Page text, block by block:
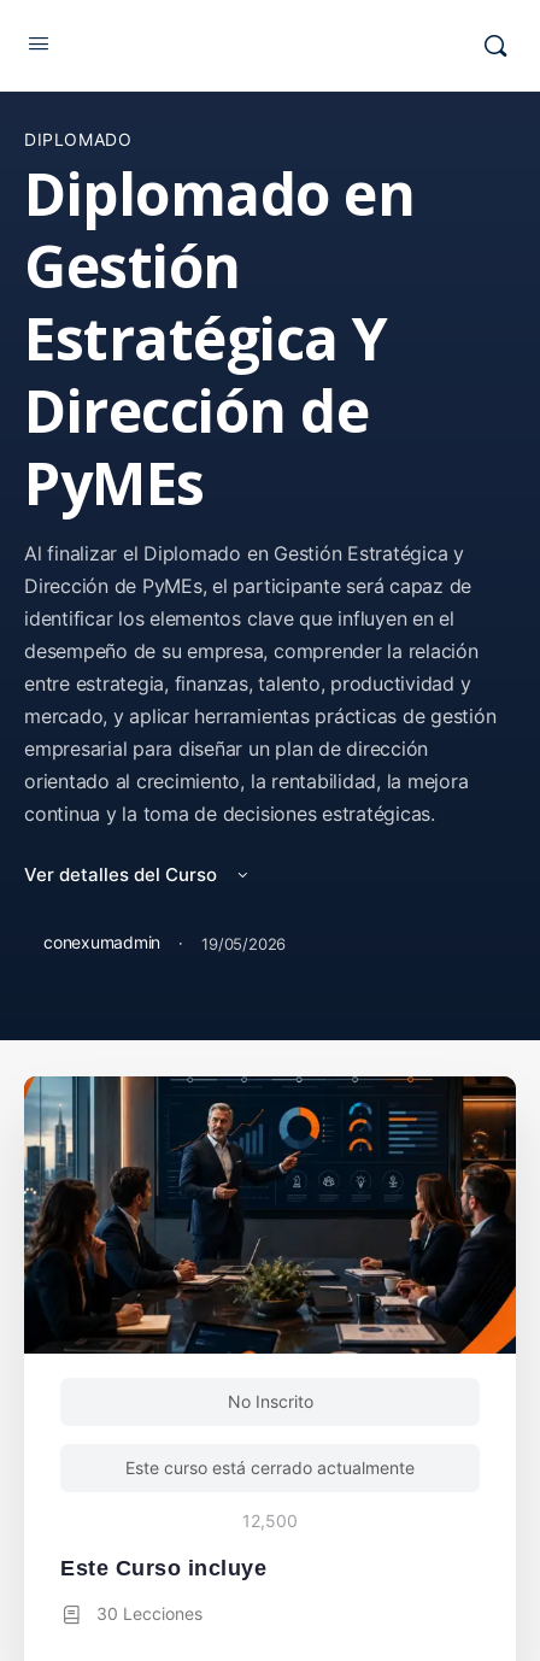
DIPLOMADO
Diplomado en
Gestión
Estratégica Y
Dirección de
PyMEs
Al finalizar el Diplomado en Gestión Estratégica y
Dirección de PyMEs, el participante será capaz de
identificar los elementos clave que influyen en el
desempeño de su empresa, comprender la relación
entre estrategia, finanzas, talento, productividad y
mercado, y aplicar herramientas prácticas de gestión
empresarial para diseñar un plan de dirección
orientado al crecimiento, la rentabilidad, la mejora
continua y la toma de decisiones estratégicas.
Ver detalles del Curso
conexumadmin · 19/05/2026
No Inscrito
Este curso está cerrado actualmente
12,500
Este Curso incluye
30 Lecciones